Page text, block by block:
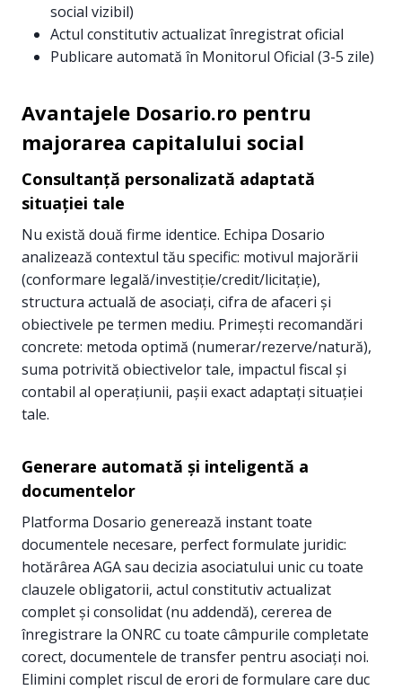
social vizibil)
Actul constitutiv actualizat înregistrat oficial
Publicare automată în Monitorul Oficial (3-5 zile)
Avantajele Dosario.ro pentru
majorarea capitalului social
Consultanță personalizată adaptată
situației tale
Nu există două firme identice. Echipa Dosario
analizează contextul tău specific: motivul majorării
(conformare legală/investiție/credit/licitație),
structura actuală de asociați, cifra de afaceri și
obiectivele pe termen mediu. Primești recomandări
concrete: metoda optimă (numerar/rezerve/natură),
suma potrivită obiectivelor tale, impactul fiscal și
contabil al operațiunii, pașii exact adaptați situației
tale.
Generare automată și inteligentă a
documentelor
Platforma Dosario generează instant toate
documentele necesare, perfect formulate juridic:
hotărârea AGA sau decizia asociatului unic cu toate
clauzele obligatorii, actul constitutiv actualizat
complet și consolidat (nu addendă), cererea de
înregistrare la ONRC cu toate câmpurile completate
corect, documentele de transfer pentru asociați noi.
Elimini complet riscul de erori de formulare care duc